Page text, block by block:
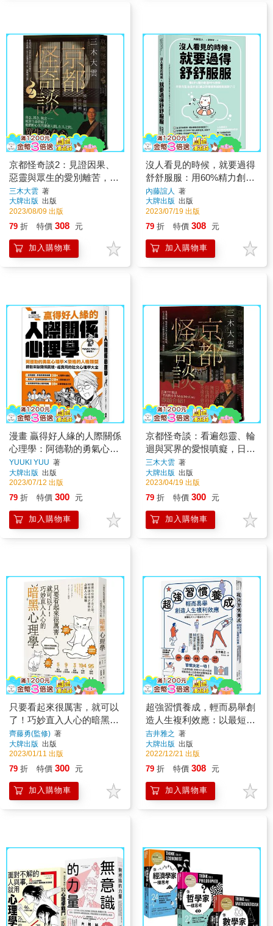
京都怪奇談2：見證因果、
惡靈與眾生的愛別離苦，日
本高僧三木大雲遇見的「另
一個戰慄京都」
三木大雲 著
大牌出版 出版
2023/08/09 出版
79 折 特價 308 元
加入購物車
沒人看見的時候，就要過得
舒舒服服：用60%精力創造
99%效率，不努力生活法大
全【總之你會越來越輕鬆就
對了！】
內藤誼人
著
大牌出版 出版
2023/07/19 出版
79 折 特價 308 元
加入購物車
漫畫 贏得好人緣的人際關係
心理學：阿德勒的勇氣心理
學X榮格的人格類型，輕鬆
突破關係困境，超實用的社
交心理學大全【熱銷典藏
版】
YUUKI YUU 著
大牌出版 出版
2023/07/12 出版
79 折 特價 300 元
加入購物車
京都怪奇談：看遍怨靈、輪
迴與冥界的愛恨嗔癡，日本
高僧三木大雲親身遇見的
「另一個世界」
三木大雲 著
大牌出版 出版
2023/04/19 出版
79 折 特價 300 元
加入購物車
只要看起來很厲害，就可以
了！巧妙直入人心的暗黑心
理學：優雅的狡猾才是王
道，90個讓你穩居優勢的必
勝人心攻略【暢銷紀念版】
齊藤勇(監修) 著
大牌出版 出版
2023/01/11 出版
79 折 特價 300 元
加入購物車
超強習慣養成，輕而易舉創
造人生複利效應：以最短的
速度打造理想的自己，88個
史上最強圖解心法！
吉井雅之 著
大牌出版 出版
2022/12/21 出版
79 折 特價 308 元
加入購物車